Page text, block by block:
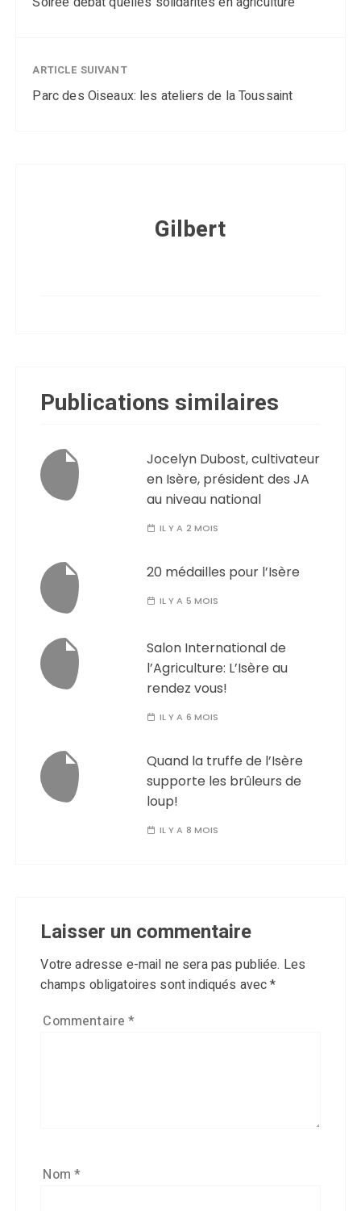
ARTICLE SUIVANT
Parc des Oiseaux: les ateliers de la Toussaint
Gilbert
Publications similaires
Jocelyn Dubost, cultivateur
en Isère, président des JA
au niveau national
IL Y A 2 MOIS
20 médailles pour l’Isère
IL Y A 5 MOIS
Salon International de
l’Agriculture: L’Isère au
rendez vous!
IL Y A 6 MOIS
Quand la truffe de l’Isère
supporte les brûleurs de
loup!
IL Y A 8 MOIS
Laisser un commentaire
Votre adresse e-mail ne sera pas publiée. Les
champs obligatoires sont indiqués avec*
Commentaire*
Nom*